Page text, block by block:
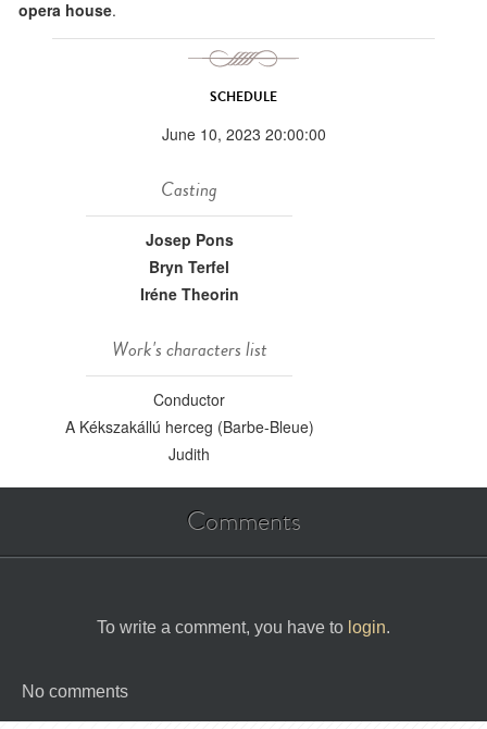
opera house.
SCHEDULE
June 10, 2023 20:00:00
Casting
Josep Pons
Bryn Terfel
Iréne Theorin
Work's characters list
Conductor
A Kékszakállú herceg (Barbe-Bleue)
Judith
Comments
To write a comment, you have to login.
No comments